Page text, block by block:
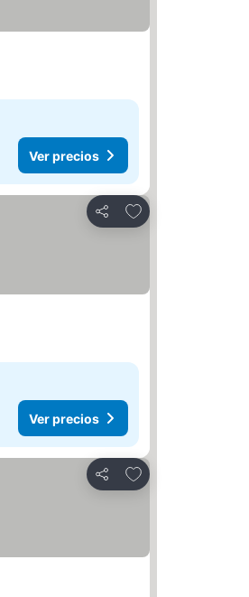
Ver precios
Compartir
Agregar a favoritos
Ver precios
Compartir
Agregar a favoritos